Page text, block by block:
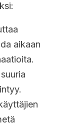
aikaan